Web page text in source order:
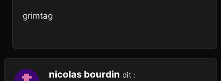
grimtag
nicolas bourdin dit :